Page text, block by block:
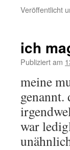
Veröffentlicht
ich
Publiziert am
meine
war